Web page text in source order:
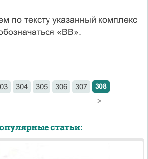
по тексту указанный комплекс
«ВВ».
304 305 306 307 308
>
статьи: